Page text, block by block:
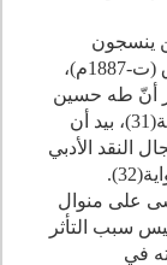
ينسجون
(ت-1887م)،
أنّ طه حسين
31)، بيد أن
النقد الأدبي
32
).
على منوال
سبب التأثر
في